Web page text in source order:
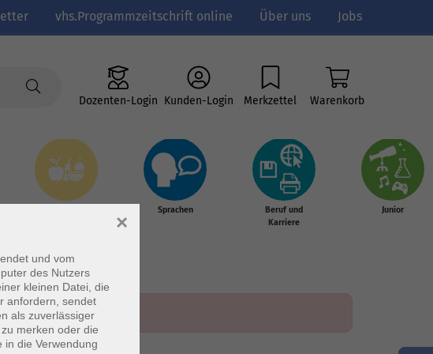
vhs.Programmzeitschrift online Über uns Jobs
Dozenten-Login Kunden-Login Merkzettel Warenkorb
Sprachen
Beruf und
Karriere
Junior
und vom
des Nutzers
kleinen Datei, die
anfordern, sendet
als zuverlässiger
merken oder die
in die Verwendung
×